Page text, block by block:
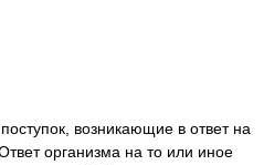
возникающие в ответ на
организма на то или иное